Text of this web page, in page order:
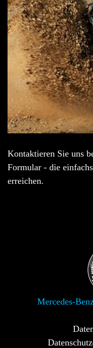
Kontaktieren Sie uns
Formular - die
erreichen.
Mercedes-